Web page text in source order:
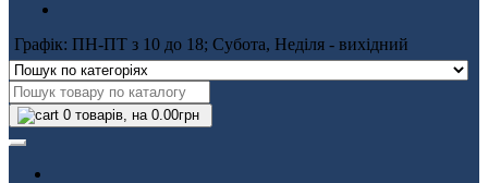
Графік: ПН-ПТ з 10 до 18; Субота, Неділя - вихідний
0 товарів, на 0.00грн